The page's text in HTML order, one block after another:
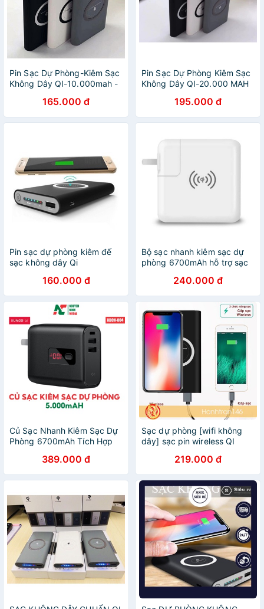
Pin Sạc Dự Phòng-Kiêm Sạc
Không Dây QI-10.000mah -
165.000 đ
Pin Sạc Dự Phòng Kiêm Sạc
Không Dây QI-20.000 MAH
195.000 đ
Pin sạc dự phòng kiêm đế
sạc không dây Qi
160.000 đ
Bộ sạc nhanh kiêm sạc dự
phòng 6700mAh hỗ trợ sạc
240.000 đ
Củ Sạc Nhanh Kiêm Sạc Dự
Phòng 6700mAh Tích Hợp
389.000 đ
Sạc dự phòng [wifi không
dây] sạc pin wireless QI
219.000 đ